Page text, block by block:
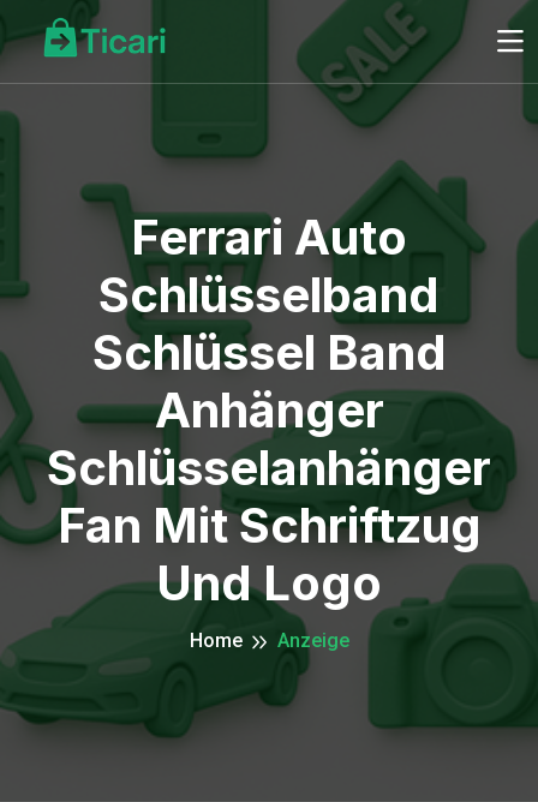
Ferrari Auto
Schlüsselband
Schlüssel Band
Anhänger
Schlüsselanhänger
Fan Mit Schriftzug
Und Logo
Home Anzeige